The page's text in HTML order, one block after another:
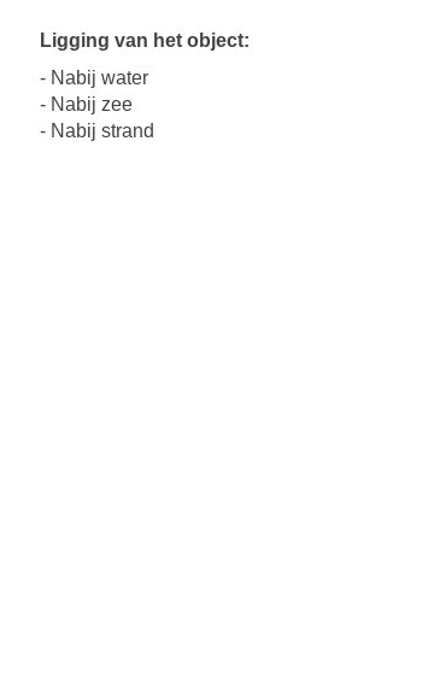
Ligging van het object:
- Nabij water
- Nabij zee
- Nabij strand